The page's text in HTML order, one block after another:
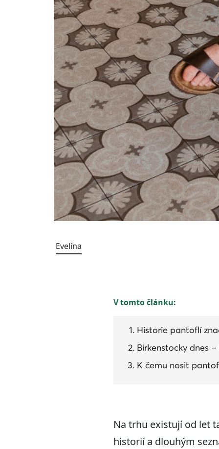
Evelína
V tomto článku:
Historie pantoflí
Birkenstocky dnes
K čemu nosit
Na trhu existují od let
historií a dlouhým